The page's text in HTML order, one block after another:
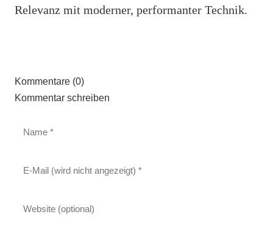
Relevanz mit moderner, performanter Technik.
Kommentare (0)
Kommentar schreiben